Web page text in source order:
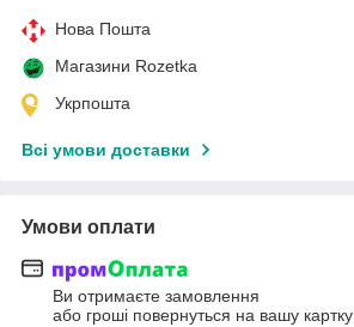
Нова Пошта
Магазини Rozetka
Укрпошта
Всі умови доставки
Умови оплати
Ви отримаєте замовлення
або гроші повернуться на вашу картку